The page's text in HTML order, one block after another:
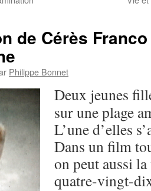
de Cérès
Philippe Bonnet
Deux jeunes
sur une plage
L’une d’elles
Dans un film
on peut aussi
quatre-vingt-